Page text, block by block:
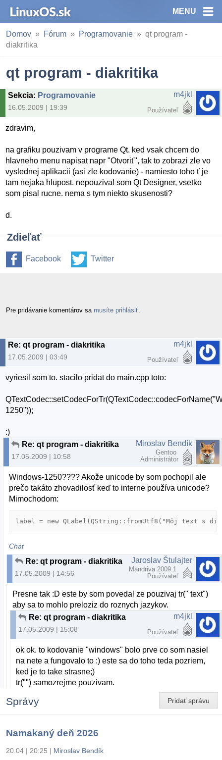
MENU
Domov Fórum Programovanie
qt program -
diakritika
qt program - diakritika
Sekcia: Programovanie
16.05.2009 | 19:39
m4jkl
Používateľ
zdravim,
na grafiku pouzivam v programe Qt. ked vsak chcem do
hlavneho menu napisat napr "Otvoriť", tak to zobrazi zle vo
vyslednej aplikacii (asi zle kodovanie) - namiesto toho ť je
tam nejaka hlupost. nepouzival som Qt Designer, vsetko
som pisal rucne. nema s tym niekto skusenosti?
d.
Zdieľať
Facebook Twitter
Pre pridávanie komentárov sa musíte prihlásiť
Re: qt program - diakritika
17.05.2009 | 03:49
m4jkl
Používateľ
vyriesil som to. stacilo pridat do main.cpp toto:
1250"));
:)
Re: qt program - diakritika
17.05.2009 | 10:58
Miroslav Bendík
Gentoo
Administrátor
Windows-1250???? Akože unicode by som pochopil ale
prečo takáto zhovadilosť keď to interne používa unicode?
Mimochodom:
label = new QLabel(QString::fromUtf8("Môj text s
Chat
Re: qt program - diakritika
17.05.2009 | 14:56
Jaroslav Štulajter
Mandriva 2009.1
Používateľ
Presne tak :D este by som povedal ze pouzivaj tr(" text")
aby sa to mohlo preloziz do roznych jazykov.
Re: qt program - diakritika
17.05.2009 | 15:08
m4jkl
Používateľ
ok ok. to kodovanie "windows" bolo prve co som nasiel
na nete a fungovalo to :) este sa do toho teda pozriem,
ked je to take strasne;)
tr("") samozrejme pouzivam.
Pridať správu
Správy
Namakaný deň 2026
20.04 | 20:25 | Miroslav Bendík